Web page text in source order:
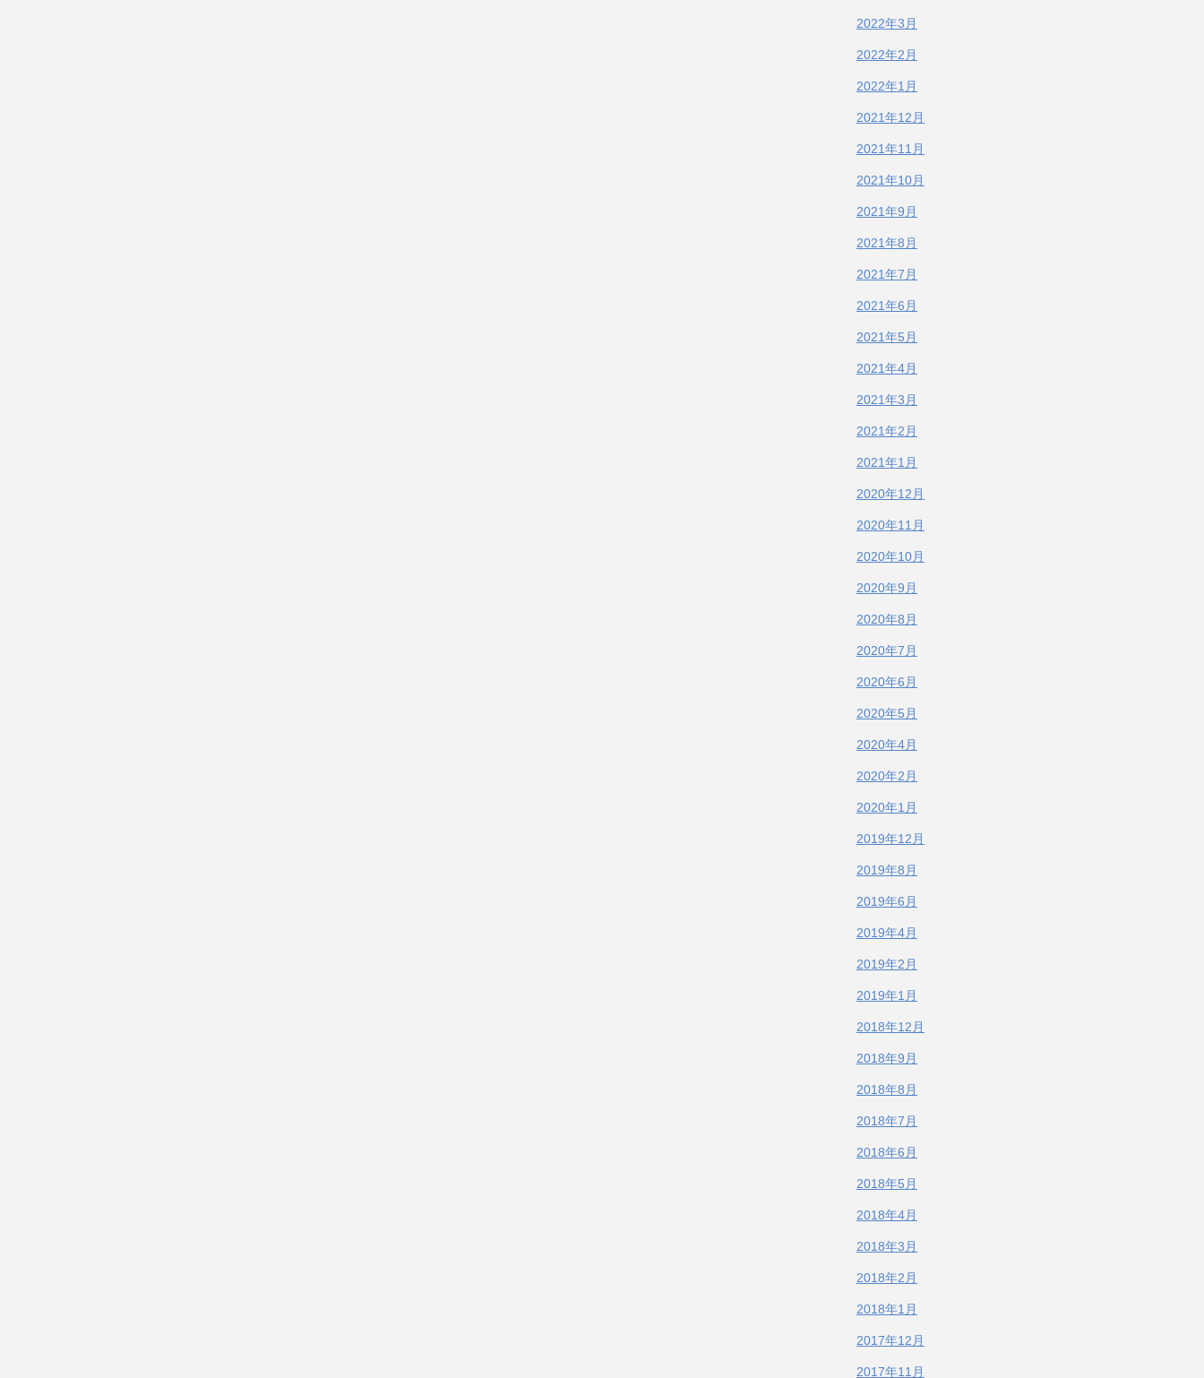
2022年3月
2022年2月
2022年1月
2021年12月
2021年11月
2021年10月
2021年9月
2021年8月
2021年7月
2021年6月
2021年5月
2021年4月
2021年3月
2021年2月
2021年1月
2020年12月
2020年11月
2020年10月
2020年9月
2020年8月
2020年7月
2020年6月
2020年5月
2020年4月
2020年2月
2020年1月
2019年12月
2019年8月
2019年6月
2019年4月
2019年2月
2019年1月
2018年12月
2018年9月
2018年8月
2018年7月
2018年6月
2018年5月
2018年4月
2018年3月
2018年2月
2018年1月
2017年12月
2017年11月